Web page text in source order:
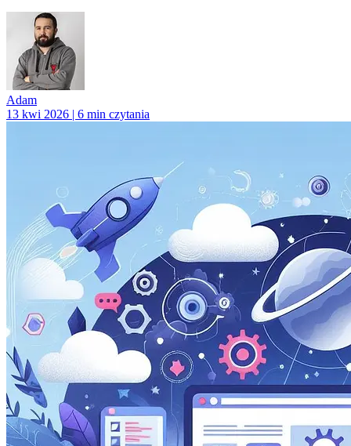
Adam
13 kwi 2026 | 6 min czytania